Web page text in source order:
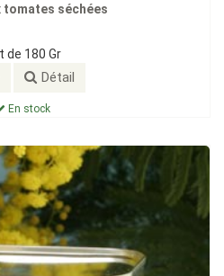
tomates séchées
de 180 Gr
Détail
En stock